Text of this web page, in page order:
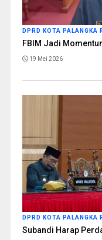
DPRD KOTA PALANGKA
FBIM Jadi
19 Mei 2026
DPRD KOTA PALANGKA
Subandi Harap